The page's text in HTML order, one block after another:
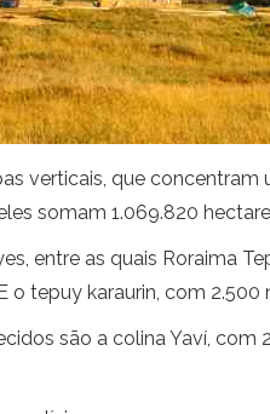
verticais, que
somam 1.069.820
entre as quais Roraima
o tepuy karaurin, com 2.500
são a colina Yaví, com